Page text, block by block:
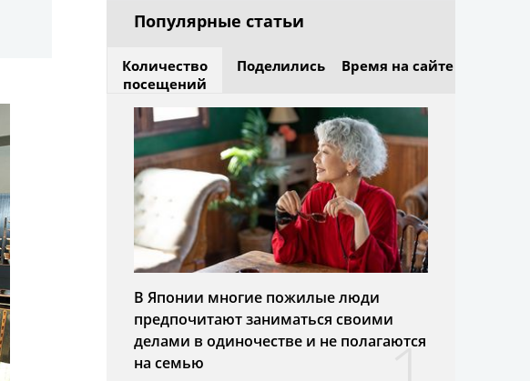
Популярные статьи
Количество
посещений
Поделились Время на сайте
В Японии многие пожилые люди
предпочитают заниматься своими
делами в одиночестве и не полагаются
на семью